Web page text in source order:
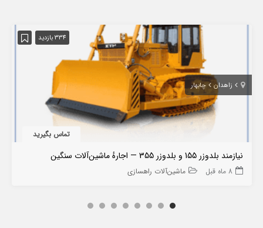
334 بازدید
زاهدان چابهار
تماس بگیرید
نیازمند بلدوزر 155 و بلدوزر 355 — اجارهٔ ماشین‌آلات سنگین
8 ماه قبل ماشین‌آلات راهسازی